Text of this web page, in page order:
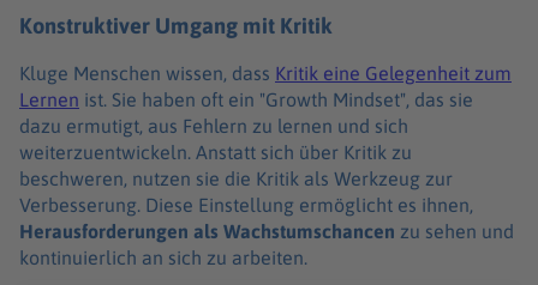
Konstruktiver Umgang mit Kritik
Kluge Menschen wissen, dass Kritik eine Gelegenheit zum
Lernen ist. Sie haben oft ein "Growth Mindset", das sie
dazu ermutigt, aus Fehlern zu lernen und sich
weiterzuentwickeln. Anstatt sich über Kritik zu
beschweren, nutzen sie die Kritik als Werkzeug zur
Verbesserung. Diese Einstellung ermöglicht es ihnen,
Herausforderungen als Wachstumschancen zu sehen und
kontinuierlich an sich zu arbeiten.